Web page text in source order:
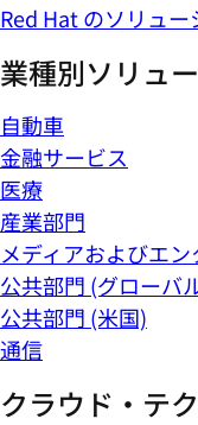
Red Hat のソリュー
業種別ソリュ
自動車
金融サービス
医療
産業部門
メディアおよびエ
公共部門 (グローバ
公共部門 (米国)
通信
クラウド・テ